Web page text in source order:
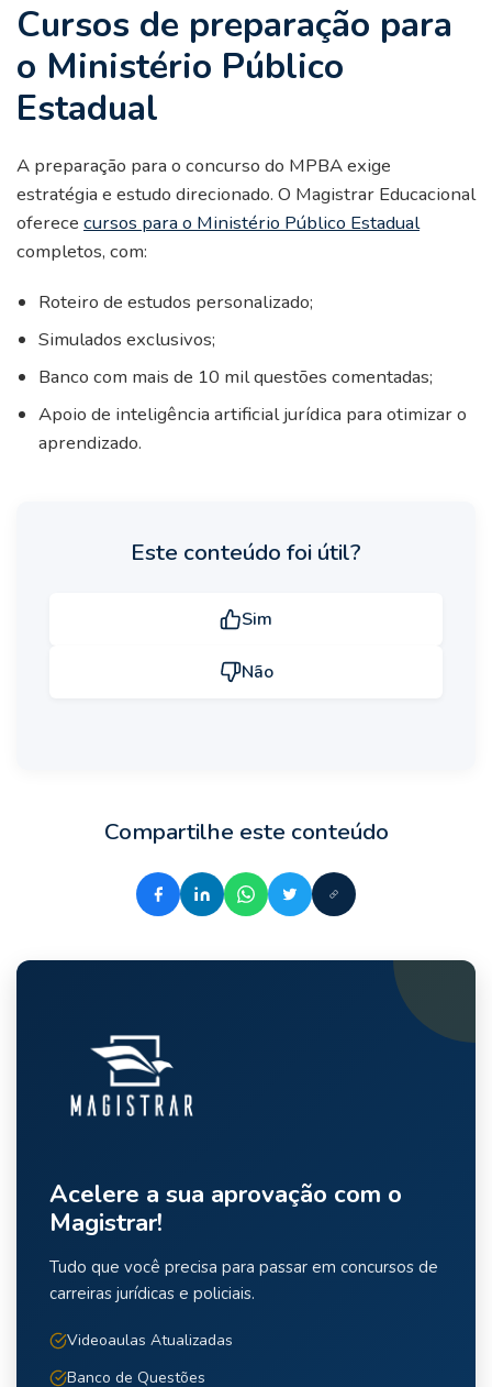
Cursos de preparação para
o Ministério Público
Estadual
A preparação para o concurso do MPBA exige
estratégia e estudo direcionado. O Magistrar Educacional
oferece cursos para o Ministério Público Estadual
completos, com:
Roteiro de estudos personalizado;
Simulados exclusivos;
Banco com mais de 10 mil questões comentadas;
Apoio de inteligência artificial jurídica para otimizar o
aprendizado.
Este conteúdo foi útil?
Sim
Não
Compartilhe este conteúdo
Acelere a sua aprovação com o
Magistrar!
Tudo que você precisa para passar em concursos de
carreiras jurídicas e policiais.
Videoaulas Atualizadas
Banco de Questões